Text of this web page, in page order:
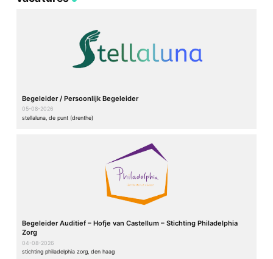
Begeleider / Persoonlijk Begeleider
05-08-2026
stellaluna, de punt (drenthe)
Begeleider Auditief – Hofje van Castellum – Stichting Philadelphia
Zorg
04-08-2026
stichting philadelphia zorg, den haag